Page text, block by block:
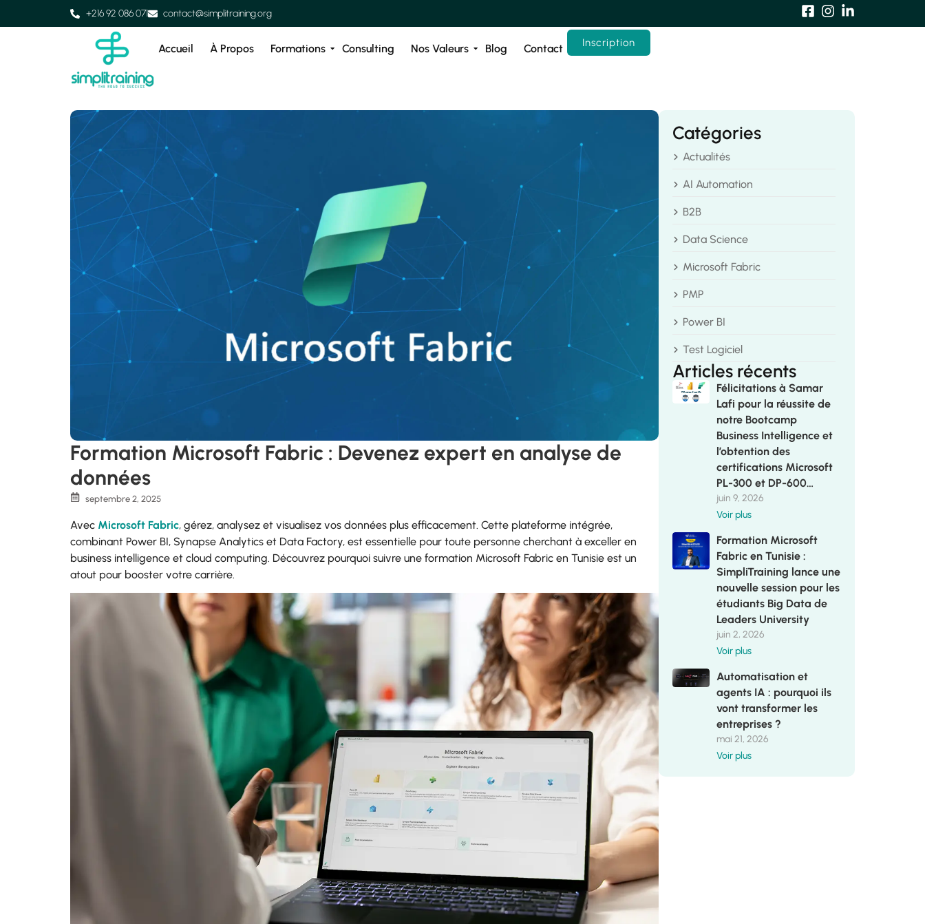
+216 92 086 071 contact@simplitraining.org
Accueil À Propos Formations Consulting Nos Valeurs Blog Contact Inscription
Formation Microsoft Fabric : Devenez expert en analyse de
données
septembre 2, 2025
Avec Microsoft Fabric, gérez, analysez et visualisez vos données plus efficacement. Cette plateforme intégrée,
combinant Power BI, Synapse Analytics et Data Factory, est essentielle pour toute personne cherchant à exceller en
business intelligence et cloud computing. Découvrez pourquoi suivre une formation Microsoft Fabric en Tunisie est un
atout pour booster votre carrière.
Catégories
Actualités
AI Automation
B2B
Data Science
Microsoft Fabric
PMP
Power BI
Test Logiciel
Articles récents
Félicitations à Samar
Lafi pour la réussite de
notre Bootcamp
Business Intelligence et
l’obtention des
certifications Microsoft
PL-300 et DP-600…
juin 9, 2026
Voir plus
Formation Microsoft
Fabric en Tunisie :
SimpliTraining lance une
nouvelle session pour les
étudiants Big Data de
Leaders University
juin 2, 2026
Voir plus
Automatisation et
agents IA : pourquoi ils
vont transformer les
entreprises ?
mai 21, 2026
Voir plus